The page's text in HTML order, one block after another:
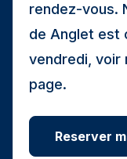
rendez-vous.
de Anglet est
vendredi, voir
page.
Reserver